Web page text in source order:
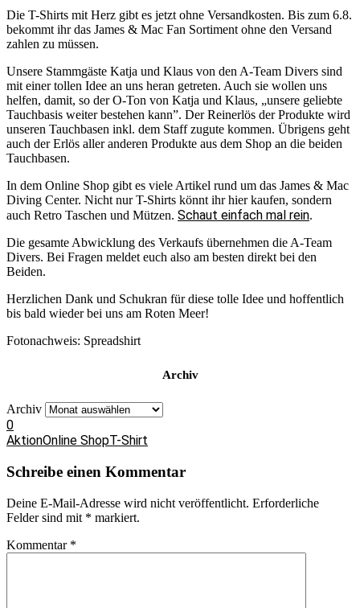
Die T-Shirts mit Herz gibt es jetzt ohne Versandkosten. Bis zum 6.8.
bekommt ihr das James & Mac Fan Sortiment ohne den Versand
zahlen zu müssen.
Unsere Stammgäste Katja und Klaus von den A-Team Divers sind
mit einer tollen Idee an uns heran getreten. Auch sie wollen uns
helfen, damit, so der O-Ton von Katja und Klaus, „unsere geliebte
Tauchbasis weiter bestehen kann”. Der Reinerlös der Produkte wird
unseren Tauchbasen inkl. dem Staff zugute kommen. Übrigens geht
auch der Erlös aller anderen Produkte aus dem Shop an die beiden
Tauchbasen.
In dem Online Shop gibt es viele Artikel rund um das James & Mac
Diving Center. Nicht nur T-Shirts könnt ihr hier kaufen, sondern
auch Retro Taschen und Mützen. Schaut einfach mal rein.
Die gesamte Abwicklung des Verkaufs übernehmen die A-Team
Divers. Bei Fragen meldet euch also am besten direkt bei den
Beiden.
Herzlichen Dank und Schukran für diese tolle Idee und hoffentlich
bis bald wieder bei uns am Roten Meer!
Fotonachweis: Spreadshirt
Archiv
Archiv
0
AktionOnline ShopT-Shirt
Schreibe einen Kommentar
Deine E-Mail-Adresse wird nicht veröffentlicht. Erforderliche
Felder sind mit * markiert.
Kommentar *